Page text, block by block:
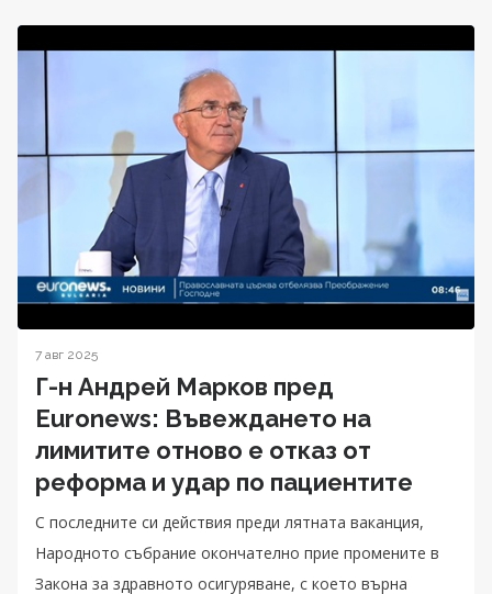
7 авг 2025
Г-н Андрей Марков пред
Euronews: Въвеждането на
лимитите отново е отказ от
реформа и удар по пациентите
С последните си действия преди лятната ваканция,
Народното събрание окончателно прие промените в
Закона за здравното осигуряване, с което върна